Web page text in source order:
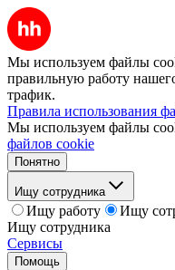
Мы используем файлы
правильную работу
трафик.
Правила использования
Мы используем файлы
файлов cookie
Понятно
Ищу сотрудника
Ищу работу
Ищу
Ищу сотрудника
Сервисы
Помощь